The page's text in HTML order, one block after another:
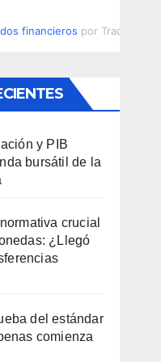
financieros por
y PIB
bursátil de la
crucial
¿Llegó
del estándar
comienza